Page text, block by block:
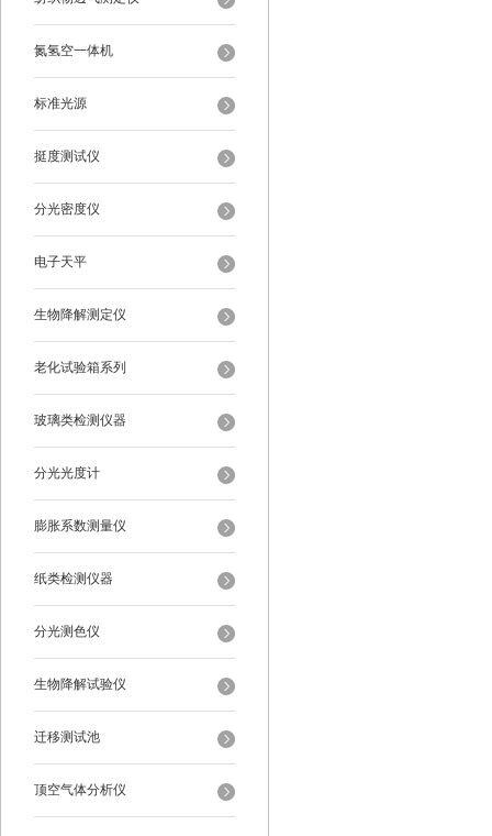
氮氢空一体机
标准光源
挺度测试仪
分光密度仪
电子天平
生物降解测定仪
老化试验箱系列
玻璃类检测仪器
分光光度计
膨胀系数测量仪
纸类检测仪器
分光测色仪
生物降解试验仪
迁移测试池
顶空气体分析仪